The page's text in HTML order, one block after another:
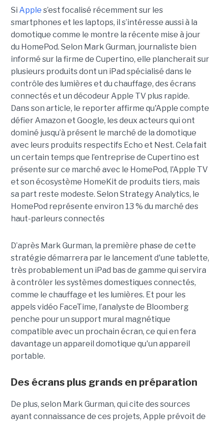
Si Apple s’est focalisé récemment sur les
smartphones et les laptops, il s’intéresse aussi à la
domotique comme le montre la récente mise à jour
du HomePod. Selon Mark Gurman, journaliste bien
informé sur la firme de Cupertino, elle plancherait sur
plusieurs produits dont un iPad spécialisé dans le
contrôle des lumières et du chauffage, des écrans
connectés et un décodeur Apple TV plus rapide.
Dans son article, le reporter affirme qu'Apple compte
défier Amazon et Google, les deux acteurs qui ont
dominé jusqu’à présent le marché de la domotique
avec leurs produits respectifs Echo et Nest. Cela fait
un certain temps que l’entreprise de Cupertino est
présente sur ce marché avec le HomePod, l'Apple TV
et son écosystème HomeKit de produits tiers, mais
sa part reste modeste. Selon Strategy Analytics, le
HomePod représente environ 13 % du marché des
haut-parleurs connectés
D’après Mark Gurman, la première phase de cette
stratégie démarrera par le lancement d'une tablette,
très probablement un iPad bas de gamme qui servira
à contrôler les systèmes domestiques connectés,
comme le chauffage et les lumières. Et pour les
appels vidéo FaceTime, l’analyste de Bloomberg
penche pour un support mural magnétique
compatible avec un prochain écran, ce qui en fera
davantage un appareil domotique qu'un appareil
portable.
Des écrans plus grands en préparation
De plus, selon Mark Gurman, qui cite des sources
ayant connaissance de ces projets, Apple prévoit de